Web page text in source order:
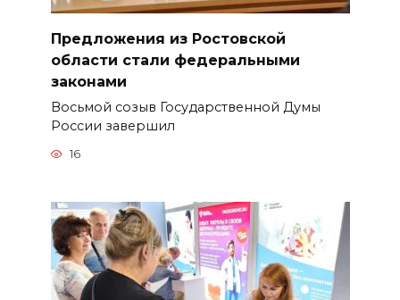
Предложения из Ростовской
области стали федеральными
законами
Восьмой созыв Государственной Думы
России завершил
16